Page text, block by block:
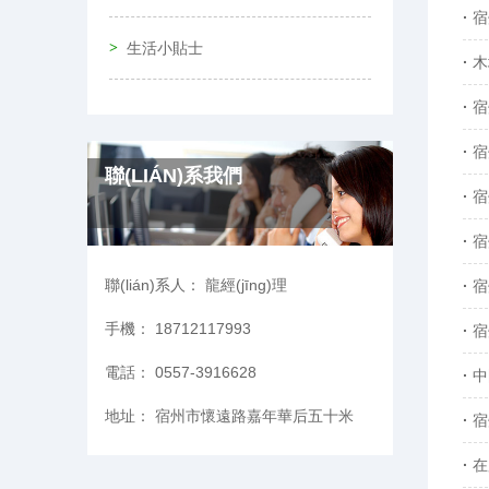
生活小貼士
聯(LIÁN)系我們
聯(lián)系人： 龍經(jīng)理
手機： 18712117993
電話： 0557-3916628
地址： 宿州市懷遠路嘉年華后五十米